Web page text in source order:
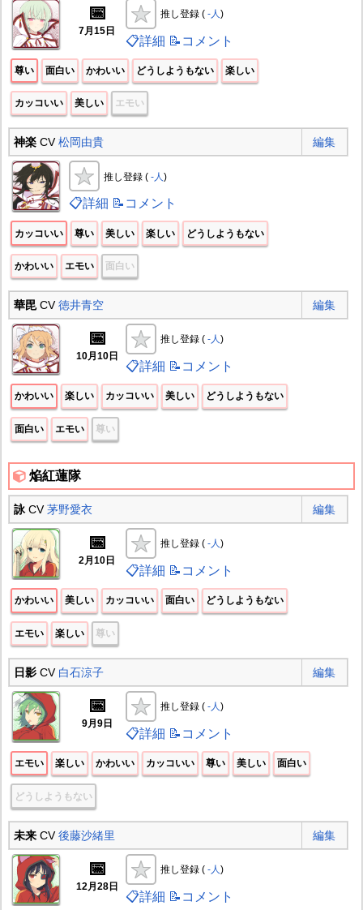
📅
7月15日
推し登録 ( -人)
📋詳細 📝コメント
尊い 面白い かわいい どうしようもない 楽しい
カッコいい 美しい エモい
神楽CV松岡由貴 編集
推し登録 ( -人 )
📋詳細 📝コメント
カッコいい 尊い 美しい 楽しい どうしようもない
かわいい エモい 面白い
華毘CV徳井青空 編集
📅
10月10日
推し登録 ( -人)
📋詳細 📝コメント
かわいい 楽しい カッコいい 美しい どうしようもない
面白い エモい 尊い
焔紅蓮隊
詠CV茅野愛衣 編集
📅
2月10日
推し登録 ( -人)
📋詳細 📝コメント
かわいい 美しい カッコいい 面白い どうしようもない
エモい 楽しい 尊い
日影CV 白石涼子 編集
📅
9月9日
推し登録 ( -人)
📋詳細 📝コメント
エモい 楽しい かわいい カッコいい 尊い 美しい 面白い
どうしようもない
未来CV後藤沙緒里 編集
📅
12月28日
推し登録 ( -人)
📋詳細 📝コメント